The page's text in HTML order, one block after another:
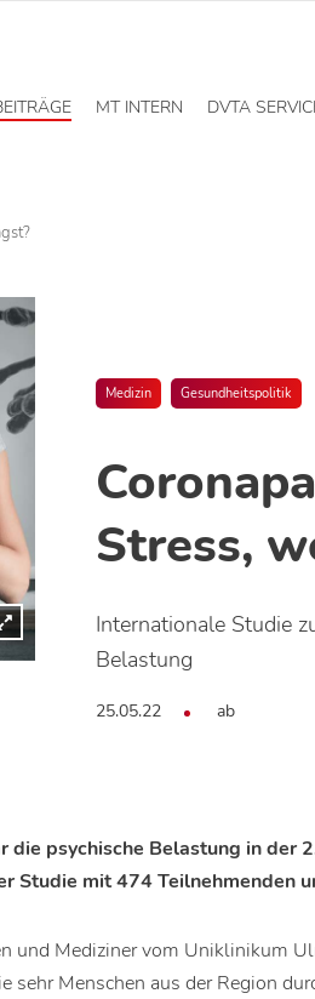
MT INTERN DVTA
Medizin Gesundheitspolitik
Stress,
Internationale Studie
Belastung
25.05.22 ab
die psychische Belastung in der
Studie mit 474 Teilnehmenden
und Mediziner vom Uniklinikum
sehr Menschen aus der Region